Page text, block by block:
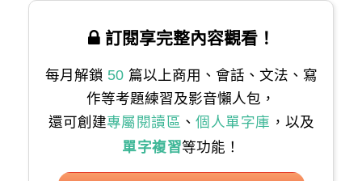
訂閱享完整內容觀看！
每月解鎖 50 篇以上商用、會話、文法、寫
作等考題練習及影音懶人包，
還可創建專屬閱讀區 、 個人單字庫 ，以及
單字複習等功能！